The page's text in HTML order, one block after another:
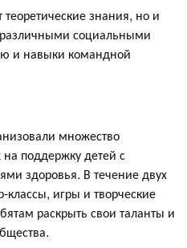
знания, но и
различными социальными
и навыки командной
множество
поддержку детей с
здоровья. В течение двух
игры и творческие
раскрыть свои таланты и